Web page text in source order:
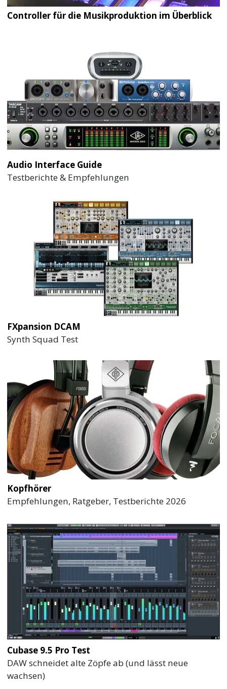
Controller für die Musikproduktion im Überblick
Audio Interface Guide
Testberichte & Empfehlungen
FXpansion DCAM
Synth Squad Test
Kopfhörer
Empfehlungen, Ratgeber, Testberichte 2026
Cubase 9.5 Pro Test
DAW schneidet alte Zöpfe ab (und lässt neue
wachsen)